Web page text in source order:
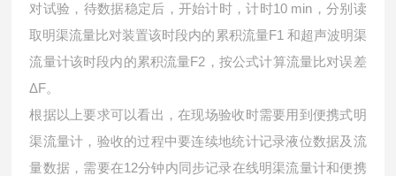
对试验，待数据稳定后，开始计时，计时10 min，分别读
取明渠流量比对装置该时段内的累积流量F1 和超声波明渠
流量计该时段内的累积流量F2，按公式计算流量比对误差
ΔF。
根据以上要求可以看出，在现场验收时需要用到便携式明
渠流量计，验收的过程中要连续地统计记录液位数据及流
量数据，需要在12分钟内同步记录在线明渠流量计和便携